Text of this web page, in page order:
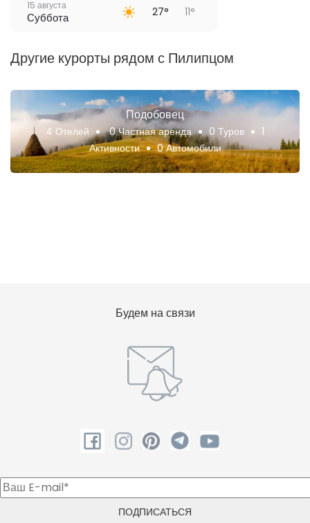
15 августа
Суббота 27° 11°
Другие курорты рядом с Пилипцом
Подобовец
4 Отелей 0 Частная аренда 0 Туров
1
Активности
0 Автомобили
Будем на связи